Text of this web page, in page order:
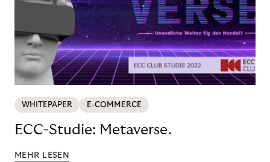
WHITEPAPER E-COMMERCE
ECC-Studie: Metaverse.
MEHR LESEN